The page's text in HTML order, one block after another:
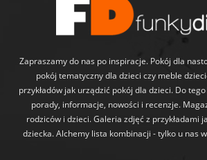
Zapraszamy do nas po inspiracje. Pokój dla
pokój tematyczny dla dzieci czy meble
przykładów jak urządzić pokój dla dzieci. Do
porady, informacje, nowości i recenzje.
rodziców i dzieci. Galeria zdjęć z przykładami
dziecka. Alchemy lista kombinacji - tylko u nas